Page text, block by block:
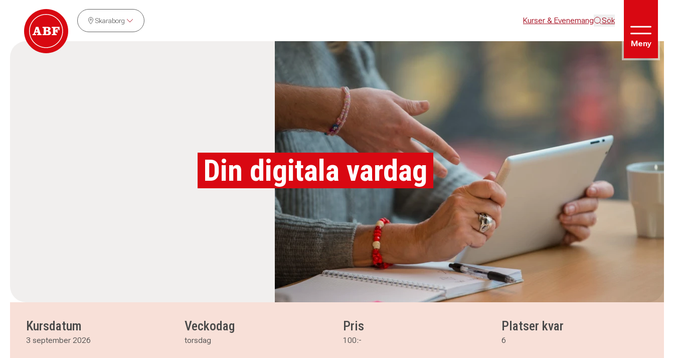
Skaraborg Kurser & Evenemang Sök
Meny
Din digitala vardag
Kursdatum
3 september 2026
Veckodag
torsdag
Pris
100:-
Platser kvar
6